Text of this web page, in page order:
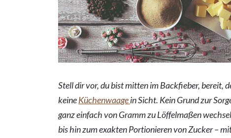
Stell dir vor, du bist mitten im Backfieber, bereit,
keineKüchenwaagein Sicht. Kein Grund zur
ganz einfach von Gramm zu Löffelmaßen
bis hin zum exakten Portionieren von Zucker –